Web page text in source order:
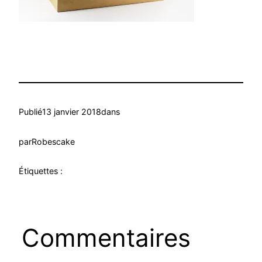
Publié13 janvier 2018dans
parRobescake
Étiquettes :
Commentaires